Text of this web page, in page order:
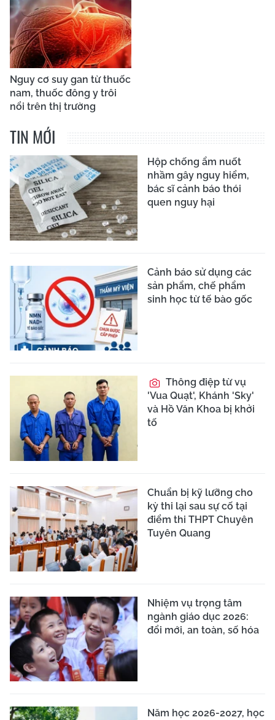
Nguy cơ suy gan từ thuốc
nam, thuốc đông y trôi
nổi trên thị trường
TIN MỚI
Hộp chống ẩm nuốt
nhầm gây nguy hiểm,
bác sĩ cảnh báo thói
quen nguy hại
Cảnh báo sử dụng các
sản phẩm, chế phẩm
sinh học từ tế bào gốc
Thông điệp từ vụ
'Vua Quạt', Khánh 'Sky'
và Hồ Văn Khoa bị khởi
tố
Chuẩn bị kỹ lưỡng cho
kỳ thi lại sau sự cố tại
điểm thi THPT Chuyên
Tuyên Quang
Nhiệm vụ trọng tâm
ngành giáo dục 2026:
đổi mới, an toàn, số hóa
Năm học 2026-2027, học